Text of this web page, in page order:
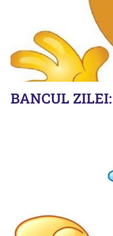
BANCUL